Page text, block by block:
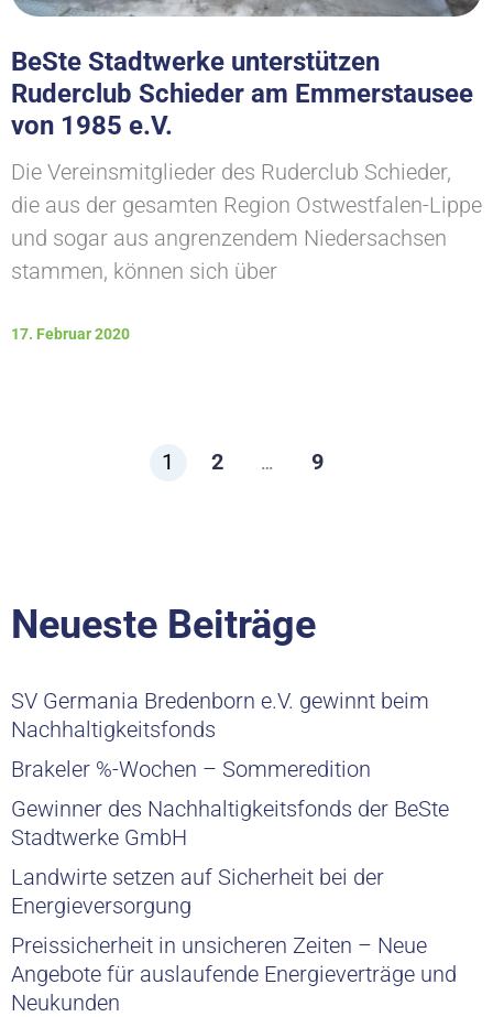
BeSte Stadtwerke unterstützen
Ruderclub Schieder am Emmerstausee
von 1985 e.V.
Die Vereinsmitglieder des Ruderclub Schieder,
die aus der gesamten Region Ostwestfalen-Lippe
und sogar aus angrenzendem Niedersachsen
stammen, können sich über
17. Februar 2020
1 2 … 9
Neueste Beiträge
SV Germania Bredenborn e.V. gewinnt beim
Nachhaltigkeitsfonds
Brakeler %-Wochen – Sommeredition
Gewinner des Nachhaltigkeitsfonds der BeSte
Stadtwerke GmbH
Landwirte setzen auf Sicherheit bei der
Energieversorgung
Preissicherheit in unsicheren Zeiten – Neue
Angebote für auslaufende Energieverträge und
Neukunden